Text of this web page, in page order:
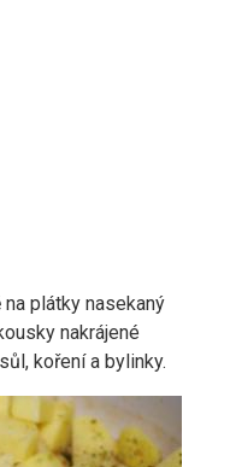
plátky nasekaný
nakrájené
koření a bylinky.